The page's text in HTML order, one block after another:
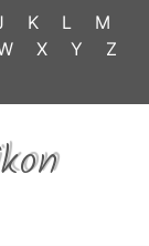
K L
M
X Y Z